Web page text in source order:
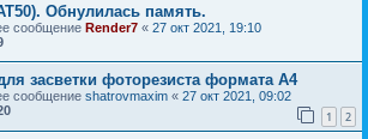
Обнулилась память.
сообщение Render7 « 27 окт 2021, 19:10
засветки фоторезиста формата А4
сообщение shatrovmaxim « 27 окт 2021, 09:02
1 2